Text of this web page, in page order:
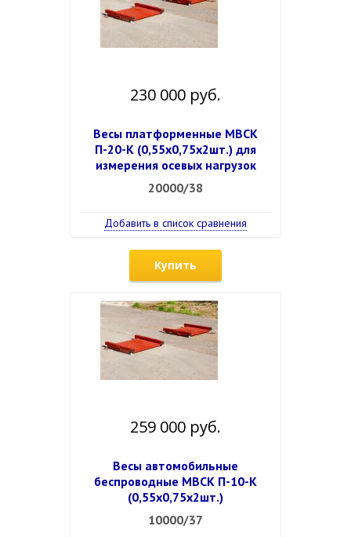
230 000 руб.
Весы платформенные МВСК
П-20-К (0,55х0,75х2шт.) для
измерения осевых нагрузок
20000/38
Добавить в список сравнения
Купить
259 000 руб.
Весы автомобильные
беспроводные МВСК П-10-К
(0,55х0,75х2шт.)
10000/37